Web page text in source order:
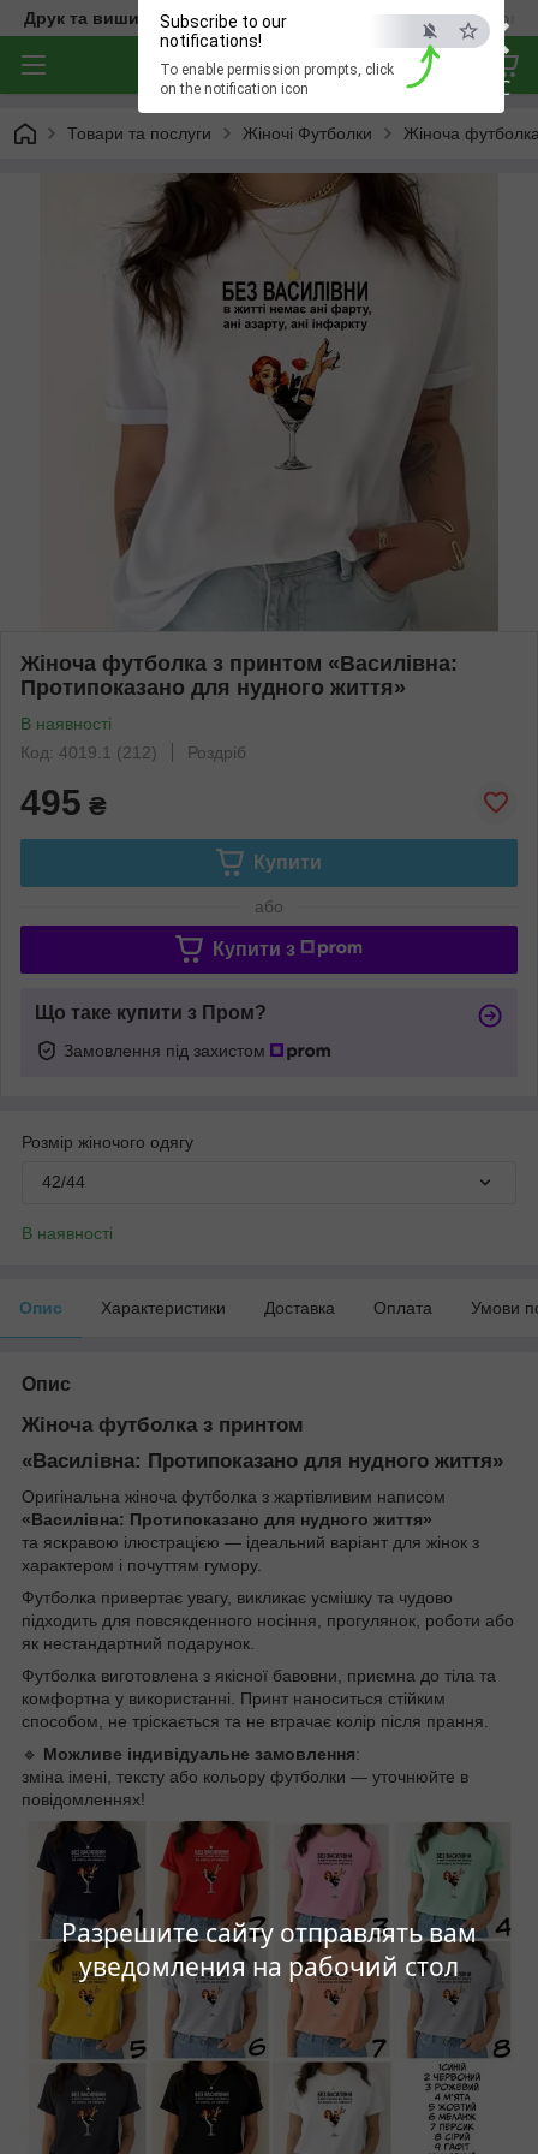
×
ESC
Разрешите сайту отправлять вам
уведомления на рабочий стол
Subscribe to our
notifications!
To enable permission prompts, click
on the notification icon
Друк та вишивка на одязі — створюємо речі з характером
Товари та послуги Жіночі Футболки Жіноча
Жіноча футболка з принтом «Василівна:
Протипоказано для нудного життя»
В наявності
Код: 4019.1 (212)
Роздріб
495 ₴
Купити
або
Купити з
Що таке купити з Пром?
Замовлення під захистом
Розмір жіночого одягу
42/44
В наявності
Опис Характеристики Доставка Оплата Умови
Опис
Жіноча футболка з принтом
«Василівна: Протипоказано для нудного життя»
Оригінальна жіноча футболка з жартівливим написом
«Василівна: Протипоказано для нудного життя»
та яскравою ілюстрацією — ідеальний варіант для жінок з
характером і почуттям гумору.
Футболка привертає увагу, викликає усмішку та чудово
підходить для повсякденного носіння, прогулянок, роботи або
як нестандартний подарунок.
Футболка виготовлена з якісної бавовни, приємна до тіла та
комфортна у використанні. Принт наноситься стійким
способом, не тріскається та не втрачає колір після прання.
🔹 Можливе індивідуальне замовлення:
зміна імені, тексту або кольору футболки — уточнюйте в
повідомленнях!